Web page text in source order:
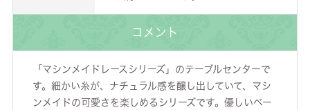
コメント
「マシンメイドレースシリーズ」のテーブルセンターで
す。細かい糸が、ナチュラル感を醸し出していて、マシ
ンメイドの可愛さを楽しめるシリーズです。優しいベー